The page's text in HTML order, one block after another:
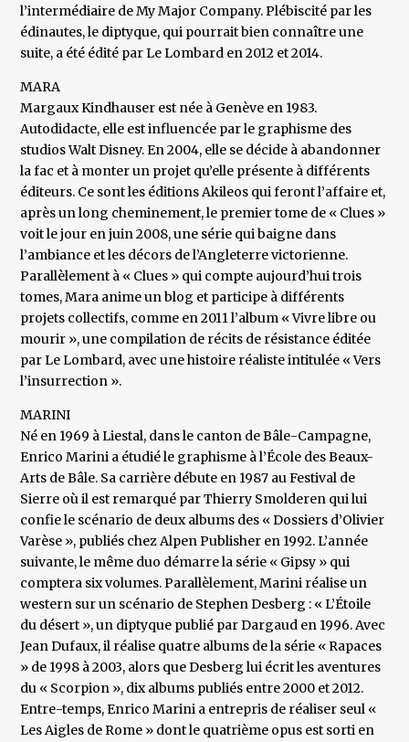
l’intermédiaire de My Major Company. Plébiscité par les
édinautes, le diptyque, qui pourrait bien connaître une
suite, a été édité par Le Lombard en 2012 et 2014.
MARA
Margaux Kindhauser est née à Genève en 1983.
Autodidacte, elle est influencée par le graphisme des
studios Walt Disney. En 2004, elle se décide à abandonner
la fac et à monter un projet qu’elle présente à différents
éditeurs. Ce sont les éditions Akileos qui feront l’affaire et,
après un long cheminement, le premier tome de « Clues »
voit le jour en juin 2008, une série qui baigne dans
l’ambiance et les décors de l’Angleterre victorienne.
Parallèlement à « Clues » qui compte aujourd’hui trois
tomes, Mara anime un blog et participe à différents
projets collectifs, comme en 2011 l’album « Vivre libre ou
mourir », une compilation de récits de résistance éditée
par Le Lombard, avec une histoire réaliste intitulée « Vers
l’insurrection ».
MARINI
Né en 1969 à Liestal, dans le canton de Bâle-Campagne,
Enrico Marini a étudié le graphisme à l’École des Beaux-
Arts de Bâle. Sa carrière débute en 1987 au Festival de
Sierre où il est remarqué par Thierry Smolderen qui lui
confie le scénario de deux albums des « Dossiers d’Olivier
Varèse », publiés chez Alpen Publisher en 1992. L’année
suivante, le même duo démarre la série « Gipsy » qui
comptera six volumes. Parallèlement, Marini réalise un
western sur un scénario de Stephen Desberg : « L’Étoile
du désert », un diptyque publié par Dargaud en 1996. Avec
Jean Dufaux, il réalise quatre albums de la série « Rapaces
» de 1998 à 2003, alors que Desberg lui écrit les aventures
du « Scorpion », dix albums publiés entre 2000 et 2012.
Entre-temps, Enrico Marini a entrepris de réaliser seul «
Les Aigles de Rome » dont le quatrième opus est sorti en